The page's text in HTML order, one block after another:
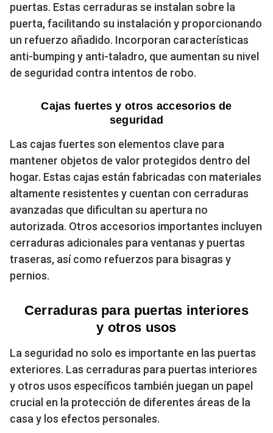
puertas. Estas cerraduras se instalan sobre la
puerta, facilitando su instalación y proporcionando
un refuerzo añadido. Incorporan características
anti-bumping y anti-taladro, que aumentan su nivel
de seguridad contra intentos de robo.
Cajas fuertes y otros accesorios de
seguridad
Las cajas fuertes son elementos clave para
mantener objetos de valor protegidos dentro del
hogar. Estas cajas están fabricadas con materiales
altamente resistentes y cuentan con cerraduras
avanzadas que dificultan su apertura no
autorizada. Otros accesorios importantes incluyen
cerraduras adicionales para ventanas y puertas
traseras, así como refuerzos para bisagras y
pernios.
Cerraduras para puertas interiores
y otros usos
La seguridad no solo es importante en las puertas
exteriores. Las cerraduras para puertas interiores
y otros usos específicos también juegan un papel
crucial en la protección de diferentes áreas de la
casa y los efectos personales.